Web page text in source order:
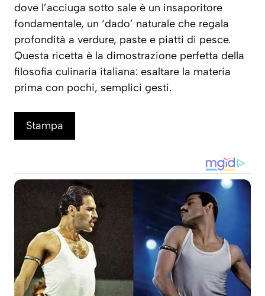
dove l’acciuga sotto sale è un insaporitore
fondamentale, un ‘dado’ naturale che regala
profondità a verdure, paste e piatti di pesce.
Questa ricetta è la dimostrazione perfetta della
filosofia culinaria italiana: esaltare la materia
prima con pochi, semplici gesti.
Stampa